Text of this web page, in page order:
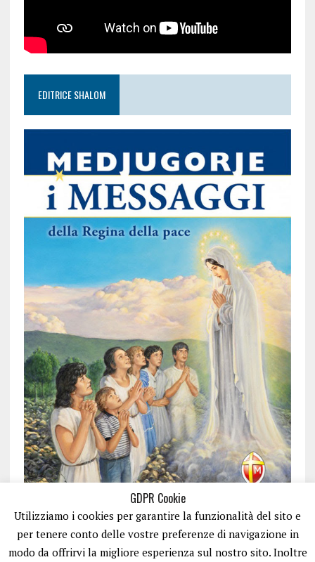
EDITRICE SHALOM
GDPR Cookie
Utilizziamo i cookies per garantire la funzionalità del sito e
per tenere conto delle vostre preferenze di navigazione in
modo da offrirvi la migliore esperienza sul nostro sito. Inoltre